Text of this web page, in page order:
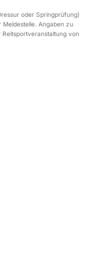
oder Springprüfung)
Meldestelle. Angaben zu
von